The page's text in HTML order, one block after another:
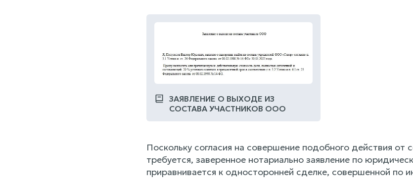
ЗАЯВЛЕНИЕ О ВЫХОДЕ ИЗ
СОСТАВА УЧАСТНИКОВ ООО
Поскольку согласия на совершение подобного действия от
требуется, заверенное нотариально заявление по
приравнивается к односторонней сделке, совершенной по